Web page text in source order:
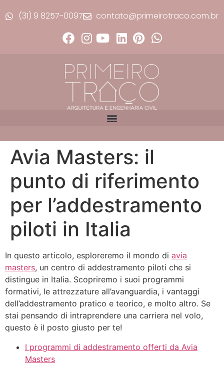
(31) 9 8257-0097 contato@primeirotraco.com.br
Avia Masters: il
punto di riferimento
per l’addestramento
piloti in Italia
In questo articolo, esploreremo il mondo di avia
masters, un centro di addestramento piloti che si
distingue in Italia. Scopriremo i suoi programmi
formativi, le attrezzature all’avanguardia, i vantaggi
dell’addestramento pratico e teorico, e molto altro. Se
stai pensando di intraprendere una carriera nel volo,
questo è il posto giusto per te!
I programmi di addestramento offerti da Avia
Masters